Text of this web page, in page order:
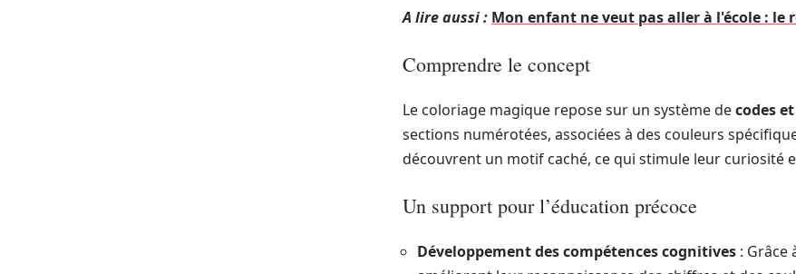
A lire aussi : Mon enfant ne veut pas aller à l'école : le
Comprendre le concept
Le coloriage magique repose sur un système decodes
sections numérotées, associées à des couleurs
découvrent un motif caché, ce qui stimule leur curiosité
Un support pour l’éducation précoce
Développement des compétences cognitives : Grâce